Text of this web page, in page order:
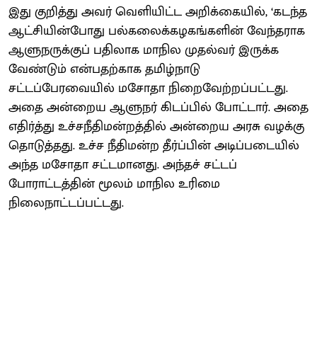
இது குறித்து அவர் வெளியிட்ட அறிக்கையில், ‘கடந்த
ஆட்சியின்போது பல்கலைக்கழகங்களின் வேந்தராக
ஆளுநருக்குப் பதிலாக மாநில முதல்வர் இருக்க
வேண்டும் என்பதற்காக தமிழ்நாடு
சட்டப்பேரவையில் மசோதா நிறைவேற்றப்பட்டது.
அதை அன்றைய ஆளுநர் கிடப்பில் போட்டார். அதை
எதிர்த்து உச்சநீதிமன்றத்தில் அன்றைய அரசு வழக்கு
தொடுத்தது. உச்ச நீதிமன்ற தீர்ப்பின் அடிப்படையில்
அந்த மசோதா சட்டமானது. அந்தச் சட்டப்
போராட்டத்தின் மூலம் மாநில உரிமை
நிலைநாட்டப்பட்டது.